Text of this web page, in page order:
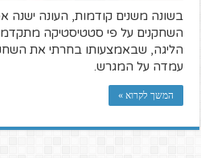
בשונה משנים קודמות, העונה ישנה
השחקנים על פי סטטיסטיקה
הליגה, שבאמצעותו בחרתי את
עמדה על המגרש.
המשך לקרוא »